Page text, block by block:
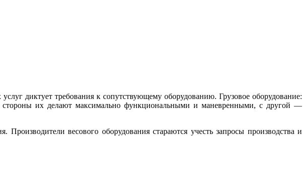
диктует требования к сопутствующему оборудованию. Грузовое оборудование:
стороны их делают максимально функциональными и маневренными, с другой —
весового оборудования стараются учесть запросы производства и